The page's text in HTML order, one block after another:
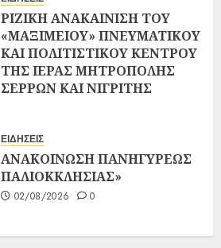
ΡΙΖΙΚΗ ΑΝΑΚΑΙΝΙΣΗ ΤΟΥ
«ΜΑΞΙΜΕΙΟΥ» ΠΝΕΥΜΑΤΙΚΟΥ
ΚΑΙ ΠΟΛΙΤΙΣΤΙΚΟΥ ΚΕΝΤΡΟΥ
ΤΗΣ ΙΕΡΑΣ ΜΗΤΡΟΠΟΛΗΣ
ΣΕΡΡΩΝ ΚΑΙ ΝΙΓΡΙΤΗΣ
ΕΙΔΗΣΕΙΣ
ΑΝΑΚΟΙΝΩΣΗ ΠΑΝΗΓΥΡΕΩΣ
ΠΑΛΙΟΚΚΛΗΣΙΑΣ»
02/08/2026 0